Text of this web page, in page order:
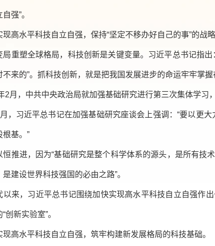
强”。
现高水平科技自立自强，保持“坚定不移办好自己的事”的战略
局重塑全球格局，科技创新是关键变量。习近平总书记指
不来的”。抓科技创新，就是把我国发展进步的命运牢牢掌握
2月，中共中央政治局就加强基础研究进行第三次集体学习
，习近平总书记在加强基础研究座谈会上强调：“要以更
基。”
恒推进，因为“基础研究是整个科学体系的源头，是所有技
建设世界科技强国的必由之路”。
以来，习近平总书记围绕加快实现高水平科技自立自强作
创新实验室”。
现高水平科技自立自强，筑牢构建新发展格局的科技基础。